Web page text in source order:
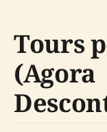
Tours
(Agora